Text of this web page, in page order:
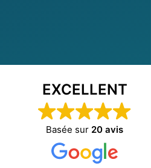
EXCELLENT
Basée sur 20 avis